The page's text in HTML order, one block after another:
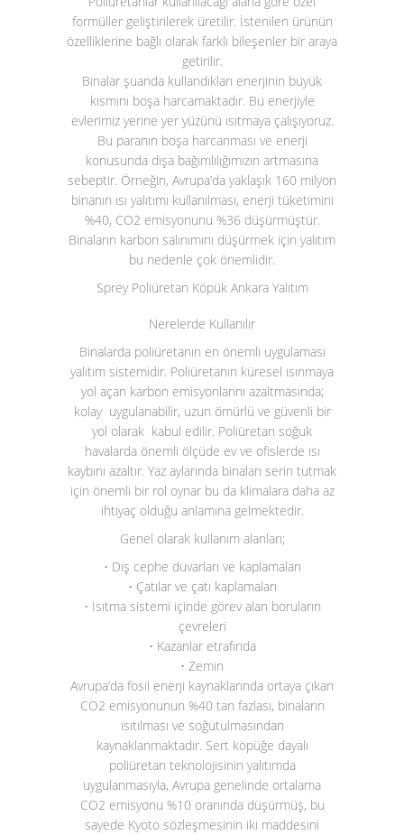
formüller geliştirilerek üretilir. İstenilen ürünün
özelliklerine bağlı olarak farklı bileşenler bir araya
getirilir.
Binalar şuanda kullandıkları enerjinin büyük
kısmını boşa harcamaktadır. Bu enerjiyle
evlerimiz yerine yer yüzünü ısıtmaya çalışıyoruz.
Bu paranın boşa harcanması ve enerji
konusunda dışa bağımlılığımızın artmasına
sebeptir. Örneğin, Avrupa’da yaklaşık 160 milyon
binanın ısı yalıtımı kullanılması, enerji tüketimini
%40, CO2 emisyonunu %36 düşürmüştür.
Binaların karbon salınımını düşürmek için yalıtım
bu nedenle çok önemlidir.
Sprey Poliüretan Köpük Ankara Yalıtım
Nerelerde Kullanılır
Binalarda poliüretanın en önemli uygulaması
yalıtım sistemidir. Poliüretanın küresel ısınmaya
yol açan karbon emisyonlarını azaltmasında;
kolay uygulanabilir, uzun ömürlü ve güvenli bir
yol olarak kabul edilir. Poliüretan soğuk
havalarda önemli ölçüde ev ve ofislerde ısı
kaybını azaltır. Yaz aylarında binaları serin tutmak
için önemli bir rol oynar bu da klimalara daha az
ihtiyaç olduğu anlamına gelmektedir.
Genel olarak kullanım alanları;
• Dış cephe duvarları ve kaplamaları
• Çatılar ve çatı kaplamaları
• Isıtma sistemi içinde görev alan boruların
çevreleri
• Kazanlar etrafında
• Zemin
Avrupa’da fosil enerji kaynaklarında ortaya çıkan
CO2 emisyonunun %40 tan fazlası, binaların
ısıtılması ve soğutulmasından
kaynaklanmaktadır. Sert köpüğe dayalı
poliüretan teknolojisinin yalıtımda
uygulanmasıyla, Avrupa genelinde ortalama
CO2 emisyonu %10 oranında düşürmüş, bu
sayede Kyoto sözleşmesinin iki maddesini